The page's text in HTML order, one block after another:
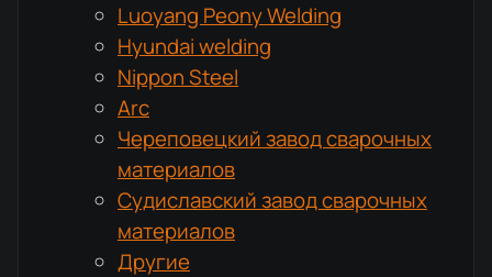
Luoyang Peony Welding
Hyundai welding
Nippon Steel
Arc
Череповецкий завод сварочных
материалов
Судиславский завод сварочных
материалов
Другие